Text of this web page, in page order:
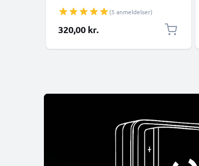
1000mAh Udskiftsningsbatteri til
kamera
(5 anmeldelser)
320,00 kr.